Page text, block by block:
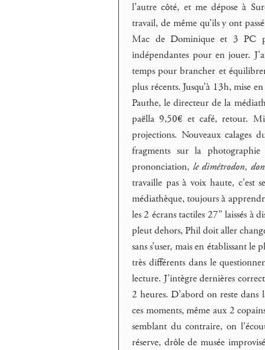
l’autre côté, et me dépose à
travail, de même qu’ils y ont
Mac de Dominique et 3 PC
indépendantes pour en jouer.
temps pour brancher et
plus récents. Jusqu’à 13h, mise
Pauthe, le directeur de la
paëlla 9,50€ et café, retour.
projections. Nouveaux
fragments sur la
prononciation, le dimétrodon,
travaille pas à voix haute,
médiathèque, toujours à
les 2 écrans tactiles 27’’ laissés
pleut dehors, Phil doit aller
sans s’user, mais en établissant
très différents dans le
lecture. J’intègre dernières
2 heures. D’abord on reste dans
ces moments, même aux 2
semblant du contraire, on
réserve, drôle de musée